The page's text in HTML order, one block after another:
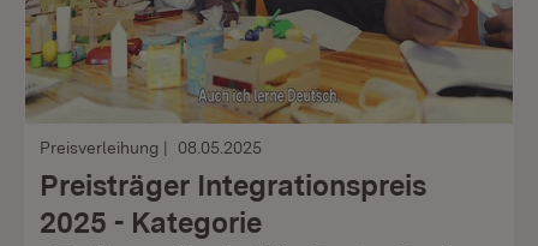
Preisverleihung 08.05.2025
Preisträger Integrationspreis
2025 - Kategorie